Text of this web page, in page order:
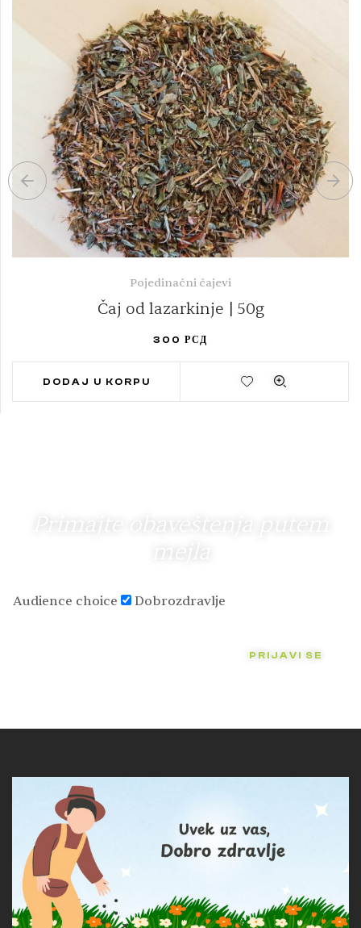
Pojedinačni čajevi
Čaj od lazarkinje | 50g
300 РСД
DODAJ U KORPU
Audience choice Dobrozdravlje
PRIJAVI SE